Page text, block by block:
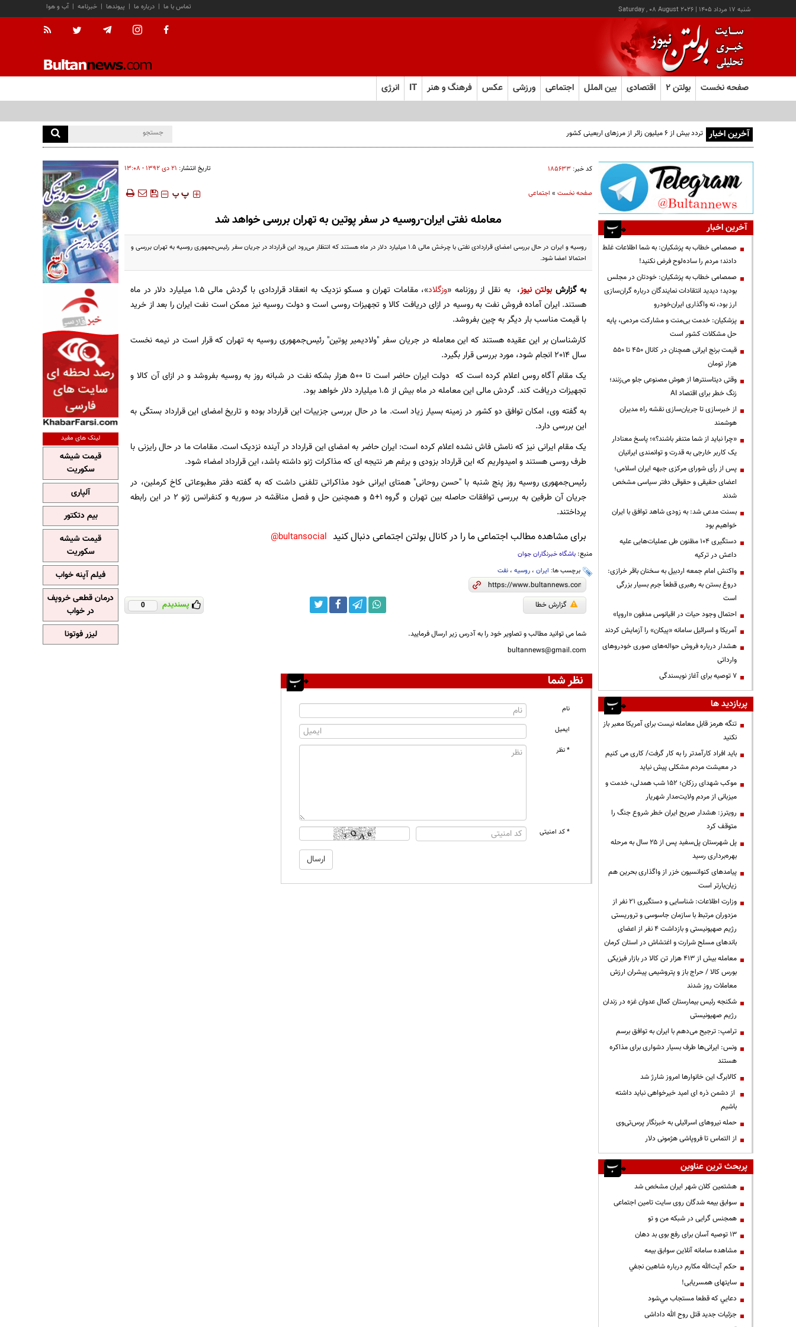
شنبه ۱۷ مرداد ۱۴۰۵ |
Saturday , 08 August 2026 آب و هوا | خبرنامه | پیوندها | درباره ما | تماس با ما
صفحه نخست بولتن ۲ اقتصادی بین الملل اجتماعی ورزشی عکس فرهنگ و هنر IT انرژی
آخرین اخبار تردد بیش از ۶ میلیون زائر از مرزهای اربعینی کشور
کد خبر: ۱۸۵۶۳۳ تاریخ انتشار: ۲۱ دی ۱۳۹۲ - ۱۳:۰۸
صفحه نخست» اجتماعی ‍‍‍ پ پ
معامله نفتی ایران-روسیه در سفر پوتین به تهران بررسی خواهد شد
روسیه و ایران در حال بررسی امضای قراردادی نفتی با چرخش مالی 1.5 میلیارد دلار در ماه هستند که انتظار می‌رود این قرارداد در جریان سفر رئیس‌جمهوری روسیه به تهران بررسی و
احتمالا امضا شود.
به گزارش بولتن نیوز، به نقل از روزنامه «وزگلاد
»، مقامات تهران و مسکو نزدیک به انعقاد قراردادی با گردش مالی 1.5 میلیارد دلار در ماه
هستند. ایران آماده فروش نفت به روسیه در ازای دریافت کالا و تجهیزات روسی است و دولت روسیه نیز ممکن است نفت ایران را بعد از خرید
با قیمت مناسب بار دیگر به چین بفروشد.
کارشناسان بر این عقیده هستند که این معامله در جریان سفر "ولادیمیر پوتین" رئیس‌جمهوری روسیه به تهران که قرار است در نیمه نخست
سال 2014 انجام شود، مورد بررسی قرار بگیرد.
یک مقام آگاه روس اعلام کرده است که دولت ایران حاضر است تا 500 هزار بشکه نفت در شبانه روز به روسیه بفروشد و در ازای آن کالا و
تجهیزات دریافت کند. گردش مالی این معامله در ماه بیش از 1.5 میلیارد دلار خواهد بود.
به گفته وی، امکان توافق دو کشور در زمینه بسیار زیاد است. ما در حال بررسی جزییات این قرارداد بوده و تاریخ امضای این قرارداد بستگی به
این بررسی دارد.
یک مقام ایرانی نیز که نامش فاش نشده اعلام کرده است: ایران حاضر به امضای این قرارداد در آینده نزدیک است. مقامات ما در حال رایزنی با
طرف روسی هستند و امیدواریم که این قرارداد بزودی و برغم هر نتیجه ای که مذاکرات ژنو داشته باشد، این قرارداد امضاء شود.
رئیس‌جمهوری روسیه روز پنج شنبه با "حسن روحانی" همتای ایرانی خود مذاکراتی تلفنی داشت که به گفته دفتر مطبوعاتی کاخ کرملین، در
جریان آن طرفین به بررسی توافقات حاصله بین تهران و گروه 1+5 و همچنین حل و فصل مناقشه در سوریه و کنفرانس ژنو 2 در این رابطه
پرداختند.
برای مشاهده مطالب اجتماعی ما را در کانال بولتن اجتماعی دنبال کنید bultansocial@
منبع: باشگاه خبرنگاران جوان
برچسب ها: ایران، روسیه، نفت
گزارش خطا پسندیدم 0
شما می توانید مطالب و تصاویر خود را به آدرس زیر ارسال فرمایید.
bultannews@gmail.com
نظر شما
نام
ایمیل
* نظر
* کد امنیتی
آخرین اخبار
صمصامی خطاب به پزشکیان: به شما اطلاعات غلط
دادند؛ مردم را ساده‌لوح فرض نکنید!
صمصامی خطاب به پزشکیان: خودتان در مجلس
بودید؛ دیدید انتقادات نمایندگان درباره گران‌سازی
ارز بود، نه واگذاری ایران‌خودرو
پزشکیان: خدمت بی‌منت و مشارکت مردمی، پایه
حل مشکلات کشور است
قیمت‌ برنج ایرانی همچنان در کانال ۴۵۰ تا ۵۵۰
هزار تومان
وقتی دیتاسنترها از هوش مصنوعی جلو می‌زنند؛
زنگ خطر برای اقتصاد AI
از خبرسازی تا جریان‌سازی نقشه راه مدیران
هوشمند
«چرا نباید از شما متنفر باشند؟»؛ پاسخ معنادار
یک کاربر خارجی به قدرت و توانمندی ایرانیان
پس از رأی شورای مرکزی جبهه ایران اسلامی؛
اعضای حقیقی و حقوقی دفتر سیاسی مشخص
شدند
بسنت مدعی شد: به زودی شاهد توافق با ایران
خواهیم بود
دستگیری ۱۰۴ مظنون طی عملیات‌هایی علیه
داعش در ترکیه
واکنش امام جمعه اردبیل به سخنان باقر خرازی:
دروغ بستن به رهبری قطعاً جرم بسیار بزرگی
است
احتمال وجود حیات در اقیانوس مدفون «اروپا»
آمریکا و اسرائیل سامانه «پیکان» را آزمایش کردند
هشدار درباره فروش حواله‌های صوری خودروهای
وارداتی
۷ توصیه برای آغاز نویسندگی
پربازدید ها
تنگه هرمز قابل معامله نیست برای آمریکا معبر باز
نکنید
باید افراد کارآمدتر را به کار گرفت/ کاری می کنیم
در معیشت مردم مشکلی پیش نیاید
موکب شهدای رزکان؛ ۱۵۲ شب همدلی، خدمت و
میزبانی از مردم ولایت‌مدار شهریار
رویترز: هشدار صریح ایران خطر شروع جنگ را
متوقف کرد
پل شهرستان پل‌سفید پس از ۲۵ سال به مرحله
بهره‌برداری رسید
پیامدهای کنوانسیون خزر از واگذاری بحرین هم
زیان‌بارتر است
وزارت اطلاعات: شناسایی و دستگیری ۲۱ نفر از
مزدوران مرتبط با سازمان جاسوسی و تروریستی
رژیم صهیونیستی و بازداشت ۴ نفر از اعضای
باندهای مسلح شرارت و اغتشاش در استان کرمان
معامله بیش از ۴۱۳ هزار تن کالا در بازار فیزیکی
بورس کالا / حراج باز و پتروشیمی پیشران ارزش
معاملات روز شدند
شکنجه رئیس بیمارستان کمال عدوان غزه در زندان
رژیم صهیونیستی
ترامپ: ترجیح می‌دهم با ایران به توافق برسم
ونس: ایرانی‌ها طرف بسیار دشواری برای مذاکره
هستند
کالابرگ این خانوارها امروز شارژ شد
از دشمن ذره ای امید خیرخواهی نباید داشته
باشیم
حمله نیروهای اسرائیلی به خبرنگار پرس‌تی‌وی
از التماس تا فروپاشی هژمونی دلار
پربحث ترین عناوین
هشتمین کلان شهر ایران مشخص شد
سوابق بیمه شدگان روی سایت تامین اجتماعی
همجنس گرایی در شبکه من و تو
13 توصیه آسان برای رفع بوی بد دهان
مشاهده سامانه آنلاين سوابق بیمه
حكم آيت‌الله مكارم درباره شاهين نجفي
سایتهای همسریابی!
دعايي كه قطعا مستجاب مي‌شود
جزئیات جدید قتل روح الله داداشی
لینک های مفید
قیمت شیشه
سکوریت
آلپاری
بیم دتکتور
قیمت شیشه
سکوریت
فیلم آپنه خواب
درمان قطعی خروپف
در خواب
لیزر فوتونا